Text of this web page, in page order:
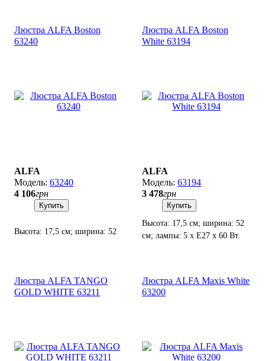
Люстра ALFA Boston
63240
ALFA
63240
4 106грн
Купить
Высота: 17,5 см; ширина: 52
Люстра ALFA Boston
White 63194
ALFA
63194
3 478грн
Купить
Высота: 17,5 см; ширина: 52
см; лампы: 5 х Е27 х 60 Вт.
Люстра ALFA TANGO
GOLD WHITE 63211
Люстра ALFA Maxis White
63200